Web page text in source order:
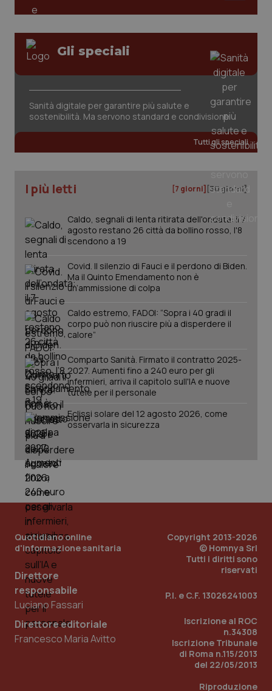
Gli speciali
Sanità digitale per garantire più salute e
sostenibilità. Ma servono standard e condivisione
Tutti gli speciali
I più letti [7 giorni] [30 giorni]
Caldo, segnali di lenta ritirata dell'ondata: il 7
agosto restano 26 città da bollino rosso, l'8
scendono a 19
Covid. Il silenzio di Fauci e il perdono di Biden.
Ma il Quinto Emendamento non è
un’ammissione di colpa
Caldo estremo, FADOI: “Sopra i 40 gradi il
corpo può non riuscire più a disperdere il
calore”
Comparto Sanità. Firmato il contratto 2025-
2027. Aumenti fino a 240 euro per gli
infermieri, arriva il capitolo sull'IA e nuove
tutele per il personale
Eclissi solare del 12 agosto 2026, come
osservarla in sicurezza
Quotidiano online
d'informazione sanitaria
Direttore
responsabile
Luciano Fassari
Direttore editoriale
Francesco Maria Avitto
Copyright 2013-2026
© Homnya Srl
Tutti i diritti sono
riservati
P.I. e C.F. 13026241003
Iscrizione al ROC
n.34308
Iscrizione Tribunale
di Roma n.115/2013
del 22/05/2013
Riproduzione
PHPSESSID
PHP.net
www.quotidianosanita.it
_ga_KM60CM4NPH
Scadenza
_ga_0VMQEQKQ1N
viene
Analytics
per
lo stato
della
sessione.
Nome Scadenza
VISITOR_INFO1_LIVE
Google LLC
.youtube.com
5 mesi 4
settimane